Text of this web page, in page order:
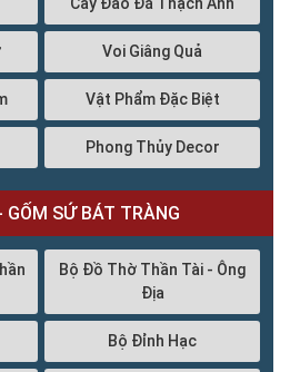
Voi Giâng Quả
Vật Phẩm Đặc Biệt
Phong Thủy Decor
GỐM SỨ BÁT TRÀNG
Bộ Đồ Thờ Thần Tài - Ông
Địa
Bộ Đỉnh Hạc